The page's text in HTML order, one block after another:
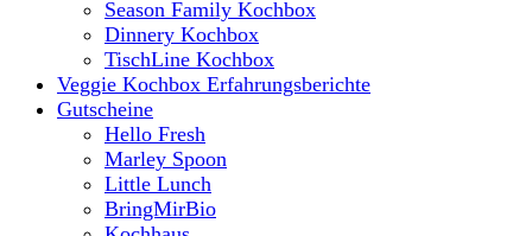
Season Family Kochbox
Dinnery Kochbox
TischLine Kochbox
Veggie Kochbox Erfahrungsberichte
Gutscheine
Hello Fresh
Marley Spoon
Little Lunch
BringMirBio